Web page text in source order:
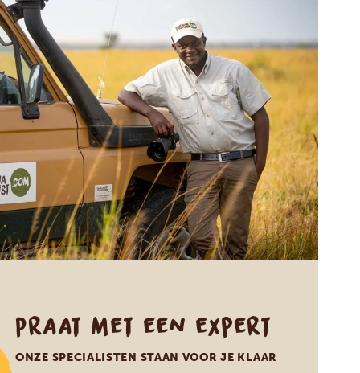
Praat met een expert
ONZE SPECIALISTEN STAAN VOOR JE KLAAR